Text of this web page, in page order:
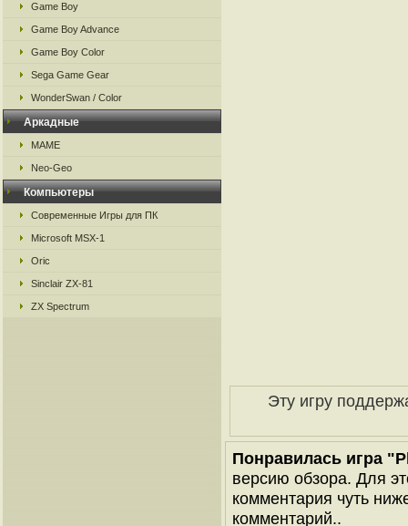
Game Boy
Game Boy Advance
Game Boy Color
Sega Game Gear
WonderSwan / Color
Аркадные
MAME
Neo-Geo
Компьютеры
Современные Игры для ПК
Microsoft MSX-1
Oric
Sinclair ZX-81
ZX Spectrum
Эту игру
Понравилась игра
версию обзора. Для
комментария чуть
комментарий..